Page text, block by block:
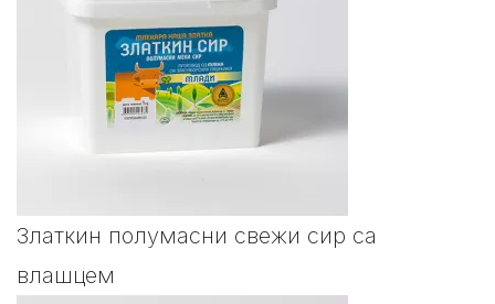
Златкин полумасни свежи сир са
влашцем